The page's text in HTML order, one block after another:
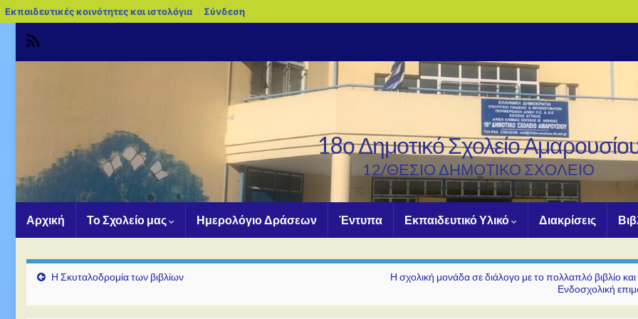
Εκπαιδευτικές κοινότητες και ιστολόγια blogs.sch.gr
Σύνδεση
18ο Δημοτικό Σχολείο
12/ΘΕΣΙΟ ΔΗΜΟΤΙΚΟ ΣΧΟΛΕΙΟ
Αρχική Το Σχολείο μας Ημερολόγιο Δράσεων Έντυπα Εκπαιδευτικό Υλικό Διακρίσεις
Η Σκυταλοδρομία των βιβλίων
Η σχολική μονάδα σε διάλογο με το πολλαπλό βιβλίο
Ενδοσχολική